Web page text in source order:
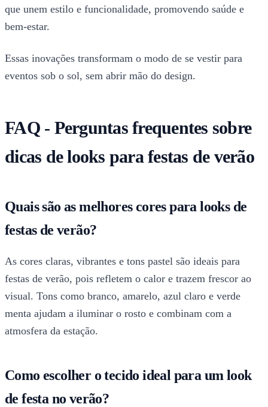
que unem estilo e funcionalidade, promovendo saúde e
bem-estar.
Essas inovações transformam o modo de se vestir para
eventos sob o sol, sem abrir mão do design.
FAQ - Perguntas frequentes sobre
dicas de looks para festas de verão
Quais são as melhores cores para looks de
festas de verão?
As cores claras, vibrantes e tons pastel são ideais para
festas de verão, pois refletem o calor e trazem frescor ao
visual. Tons como branco, amarelo, azul claro e verde
menta ajudam a iluminar o rosto e combinam com a
atmosfera da estação.
Como escolher o tecido ideal para um look
de festa no verão?